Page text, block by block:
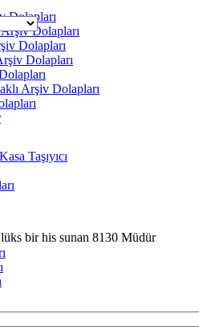
Dolapları
Dolapları
Dolapları
Dolapları
Arşiv Dolapları
Taşıyıcı